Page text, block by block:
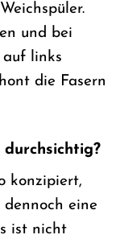
und bei
links
die Fasern
konzipiert,
eine
ist nicht